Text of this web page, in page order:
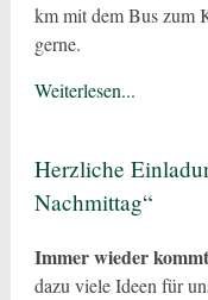
km mit dem Bus zum
gerne.
Weiterlesen...
Herzliche
Nachmittag“
Immer wieder
dazu viele Ideen für